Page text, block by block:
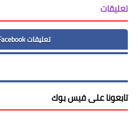
تعليقات
تعليقات Facebook
تابعونا على فيس بوك